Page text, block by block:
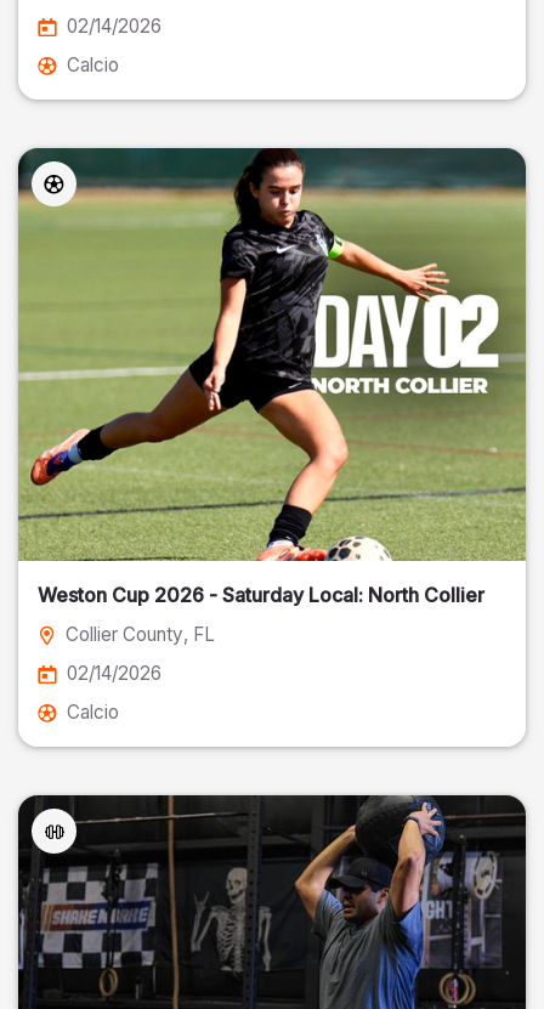
02/14/2026
Calcio
Weston Cup 2026 - Saturday Local: North Collier
Collier County, FL
02/14/2026
Calcio